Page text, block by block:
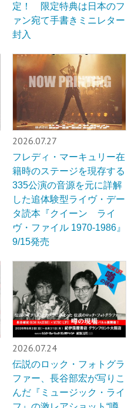
定！ 限定特典は日本のフ
ァン宛て手書きミニレター
封入
2026.07.27
フレディ・マーキュリー在
籍時のステージを現存する
335公演の音源を元に詳解
した追体験型ライヴ・デー
タ読本『クイーン ライ
ヴ・ファイル 1970-1986』
9/15発売
2026.07.24
伝説のロック・フォトグラ
ファー、長谷部宏が写りこ
んだ『ミュージック・ライ